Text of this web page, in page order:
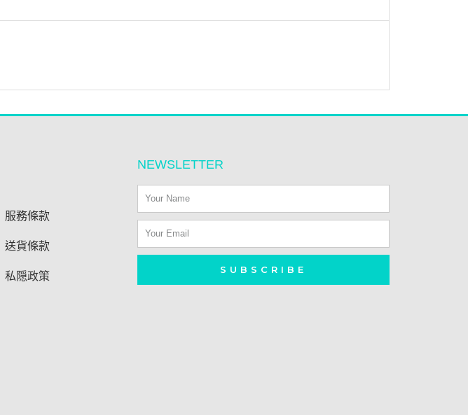
健康用品
花茶
純正蜜糖
服務條款
送貨條款
私隠政策
NEWSLETTER
SUBSCRIBE